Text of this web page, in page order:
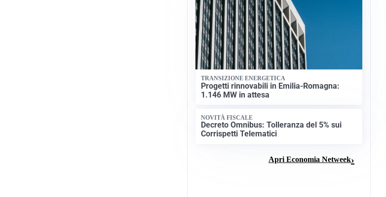
TRANSIZIONE ENERGETICA
Progetti rinnovabili in Emilia-Romagna:
1.146 MW in attesa
NOVITÀ FISCALE
Decreto Omnibus: Tolleranza del 5% sui
Corrispetti Telematici
Apri Economia Netweek